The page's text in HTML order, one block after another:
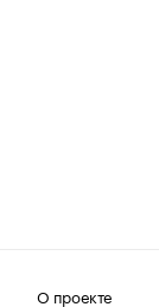
О проекте